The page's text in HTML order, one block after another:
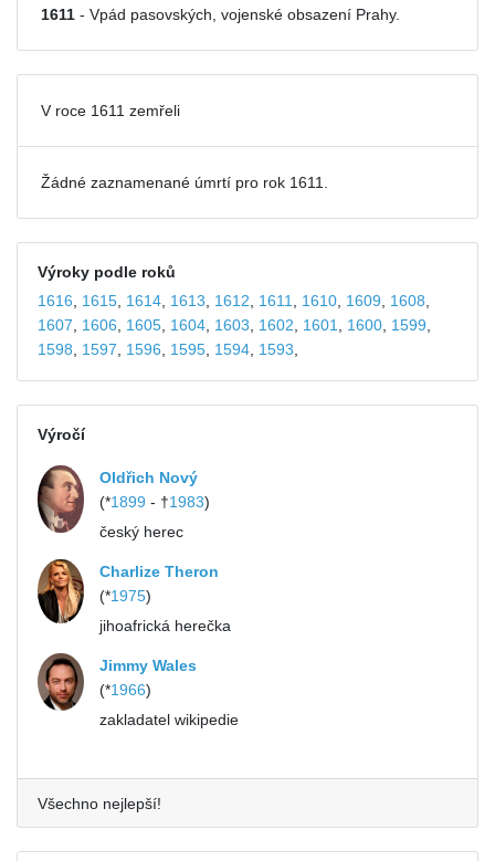
1611 - Vpád pasovských, vojenské obsazení Prahy.
V roce 1611 zemřeli
Žádné zaznamenané úmrtí pro rok 1611.
Výroky podle roků
1616
1615, 1614, 1613 1612 1611 1610, 1609 1608
1607
1606 1605, 1604, 1603 1602 1601 1600, 1599
1598
1597 1596 1595, 1594, 1593
Výročí
Oldřich Nový
(*1899 - †1983)
český herec
Charlize Theron
(*1975)
jihoafrická herečka
Jimmy Wales
(*1966)
zakladatel wikipedie
Všechno nejlepší!